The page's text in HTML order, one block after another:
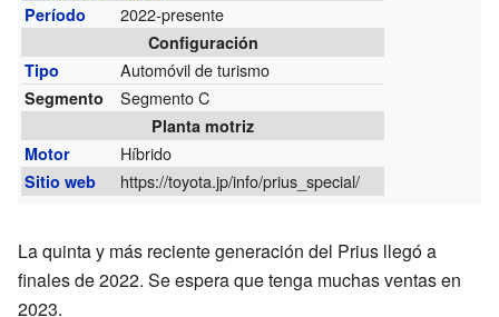
Período 2022-presente
Configuración
Tipo
Automóvil de turismo
Segmento Segmento C
Planta motriz
Motor
Híbrido
Sitio web https://toyota.jp/info/prius_special/
La quinta y más reciente generación del Prius llegó a
finales de 2022. Se espera que tenga muchas ventas en
2023.